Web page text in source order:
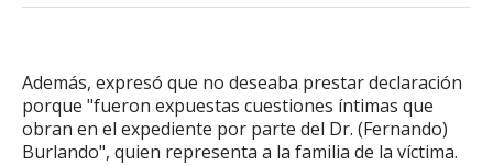
Además, expresó que no deseaba prestar declaración
porque "fueron expuestas cuestiones íntimas que
obran en el expediente por parte del Dr. (Fernando)
Burlando", quien representa a la familia de la víctima.